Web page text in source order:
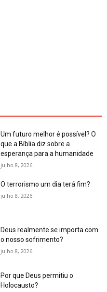
Um futuro melhor é possível? O
que a Bíblia diz sobre a
esperança para a humanidade
julho 8, 2026
O terrorismo um dia terá fim?
julho 8, 2026
Deus realmente se importa com
o nosso sofrimento?
julho 8, 2026
Por que Deus permitiu o
Holocausto?